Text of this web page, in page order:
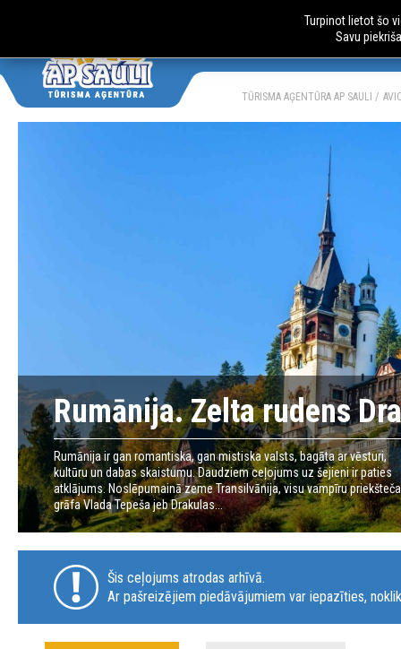
AUTOBUSU
TŪRISMA AĢENTŪRA AP SAULI
Rumānija. Zelta rudens
Rumānija ir gan romantiska, gan mistiska valsts, bagāta ar vēsturi,
kultūru un dabas skaistumu. Daudziem ceļojums uz šejieni ir paties
atklājums. Noslēpumainā zeme Transilvānija, visu vampīru priekšteča
grāfa Vlada Tepeša jeb Drakulas...
Šis ceļojums atrodas arhīvā.
Ar pašreizējiem piedāvājumiem var iepazīties,
Turpinot lietot šo
Savu